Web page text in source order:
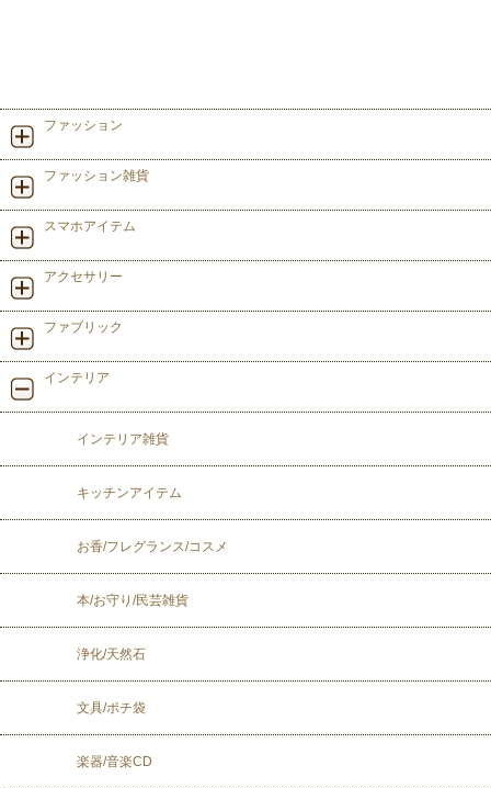
ファッション
ファッション雑貨
スマホアイテム
アクセサリー
ファブリック
インテリア
インテリア雑貨
キッチンアイテム
お香/フレグランス/コスメ
本/お守り/民芸雑貨
浄化/天然石
文具/ポチ袋
楽器/音楽CD